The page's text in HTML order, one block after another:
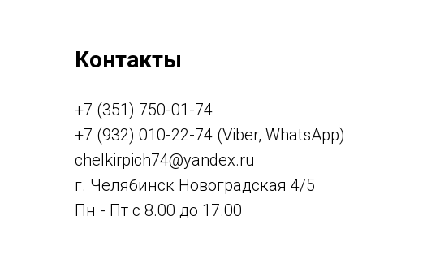
Контакты
+7 (351) 750-01-74
+7 (932) 010-22-74 (Viber, WhatsApp)
chelkirpich74@yandex.ru
г. Челябинск Новоградская 4/5
Пн - Пт с 8.00 до 17.00